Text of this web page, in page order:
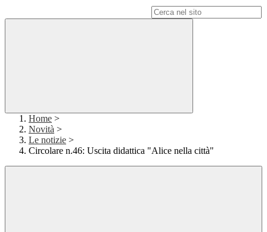
Home >
Novità >
Le notizie >
Circolare n.46: Uscita didattica "Alice nella città"